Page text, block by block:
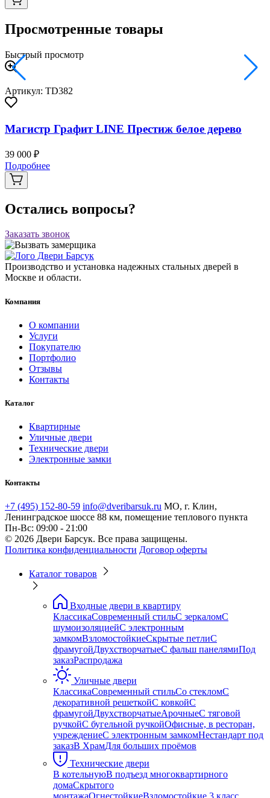
Просмотренные товары
Быстрый просмотр
Артикул: TD382
Магистр Графит LINE Престиж белое дерево
39 000 ₽
Подробнее
Остались вопросы?
Заказать звонок
Производство и установка надежных стальных дверей в
Москве и области.
Компания
О компании
Услуги
Покупателю
Портфолио
Отзывы
Контакты
Каталог
Квартирные
Уличные двери
Технические двери
Электронные замки
Контакты
+7 (495) 152-80-59 info@dveribarsuk.ru МО, г. Клин,
Ленинградское шоссе 88 км, помещение теплового пункта
Пн-Вс: 09:00 - 21:00
© 2026 Двери Барсук. Все права защищены.
Политика конфиденциальности Договор оферты
Каталог товаров
Входные двери в квартиру
КлассикаСовременный стильС зеркаломС
шумоизоляциейС электронным
замкомВзломостойкиеСкрытые петлиС
фрамугойДвухстворчатыеС фальш панелямиПод
заказРаспродажа
Уличные двери
КлассикаСовременный стильСо стекломС
декоративной решеткойС ковкойС
фрамугойДвухстворчатыеАрочныеС тяговой
ручкойС бугельной ручкойОфисные, в ресторан,
учреждениеС электронным замкомНестандарт под
заказВ ХрамДля больших проёмов
Технические двери
В котельнуюВ подъезд многоквартирного
домаСкрытого